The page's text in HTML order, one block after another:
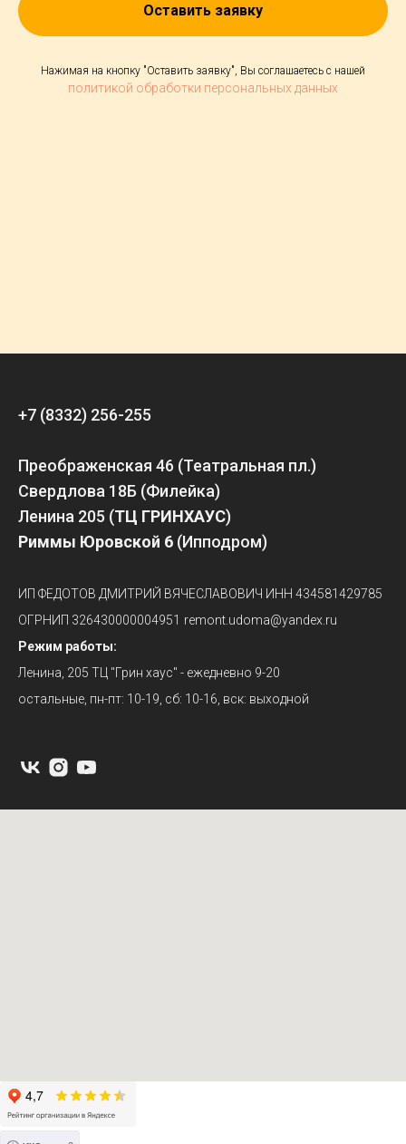
Оставить заявку
Нажимая на кнопку "Оставить заявку", Вы соглашаетесь с нашей
политикой обработки персональных данных
+7 (8332) 256-255
Преображенская 46 (Театральная пл.)
Свердлова 18Б (Филейка)
Ленина 205 (ТЦ ГРИНХАУС)
Риммы Юровской 6 (Ипподром)
ИП ФЕДОТОВ ДМИТРИЙ ВЯЧЕСЛАВОВИЧ ИНН 434581429785
ОГРНИП 326430000004951 remont.udoma@yandex.ru
Режим работы:
Ленина, 205 ТЦ "Грин хаус" - ежедневно 9-20
остальные, пн-пт: 10-19, сб: 10-16, вск: выходной